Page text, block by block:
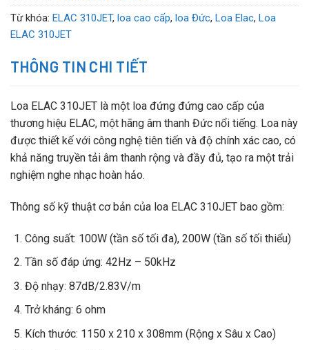
Từ khóa: ELAC 310JET, loa cao cấp, loa Đức, Loa Elac, Loa
ELAC 310JET
THÔNG TIN CHI TIẾT
Loa ELAC 310JET là một loa đứng đứng cao cấp của
thương hiệu ELAC, một hãng âm thanh Đức nổi tiếng. Loa này
được thiết kế với công nghệ tiên tiến và độ chính xác cao, có
khả năng truyền tải âm thanh rộng và đầy đủ, tạo ra một trải
nghiệm nghe nhạc hoàn hảo.
Thông số kỹ thuật cơ bản của loa ELAC 310JET bao gồm:
Công suất: 100W (tần số tối đa), 200W (tần số tối thiểu)
Tần số đáp ứng: 42Hz – 50kHz
Độ nhạy: 87dB/2.83V/m
Trở kháng: 6 ohm
Kích thước: 1150 x 210 x 308mm (Rộng x Sâu x Cao)